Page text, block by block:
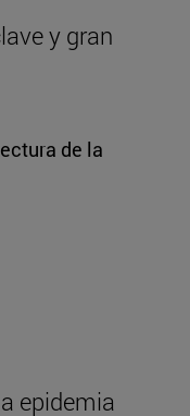
y gran
de la
epidemia